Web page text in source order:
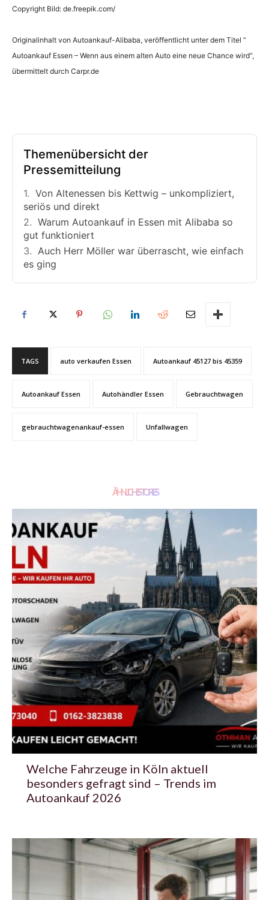
Copyright Bild: de.freepik.com/
Originalinhalt von Autoankauf-Alibaba, veröffentlicht unter dem Titel “
Autoankauf Essen – Wenn aus einem alten Auto eine neue Chance wird“,
übermittelt durch Carpr.de
Themenübersicht der
Pressemitteilung
Von Altenessen bis Kettwig – unkompliziert,
seriös und direkt
Warum Autoankauf in Essen mit Alibaba so
gut funktioniert
Auch Herr Möller war überrascht, wie einfach
es ging
TAGS auto verkaufen Essen Autoankauf 45127 bis 45359
Autoankauf Essen Autohändler Essen Gebrauchtwagen
gebrauchtwagenankauf-essen Unfallwagen
ÄHNLICHE STORIES
Welche Fahrzeuge in Köln aktuell
besonders gefragt sind – Trends im
Autoankauf 2026